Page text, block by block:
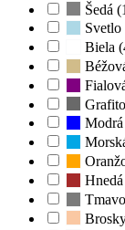
Šedá
Svetlo
Biela